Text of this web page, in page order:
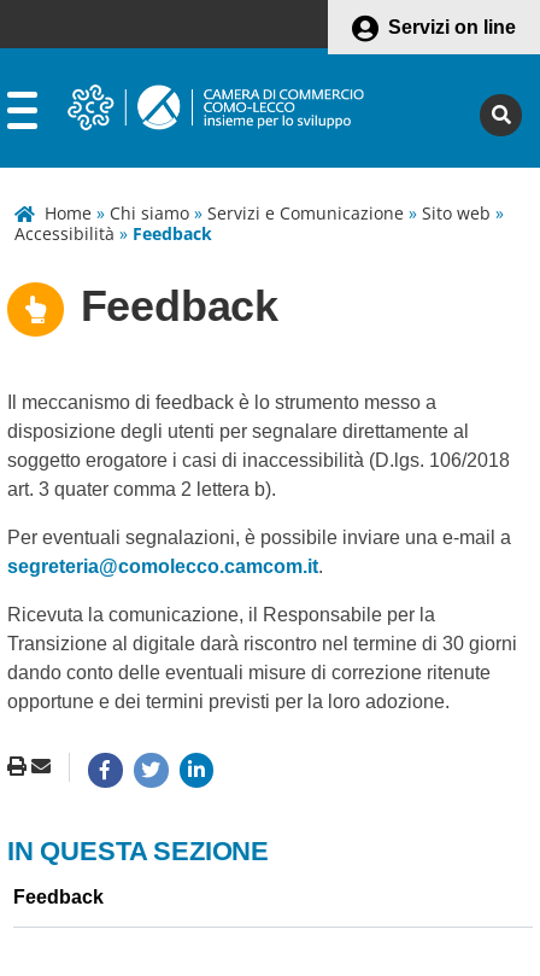
Servizi on line
Home » Chi siamo » Servizi e Comunicazione » Sito web »
Accessibilità » Feedback
Feedback
Il meccanismo di feedback è lo strumento messo a
disposizione degli utenti per segnalare direttamente al
soggetto erogatore i casi di inaccessibilità (D.lgs. 106/2018
art. 3 quater comma 2 lettera b).
Per eventuali segnalazioni, è possibile inviare una e-mail a
segreteria@comolecco.camcom.it.
Ricevuta la comunicazione, il Responsabile per la
Transizione al digitale darà riscontro nel termine di 30 giorni
dando conto delle eventuali misure di correzione ritenute
opportune e dei termini previsti per la loro adozione.
IN QUESTA SEZIONE
Feedback